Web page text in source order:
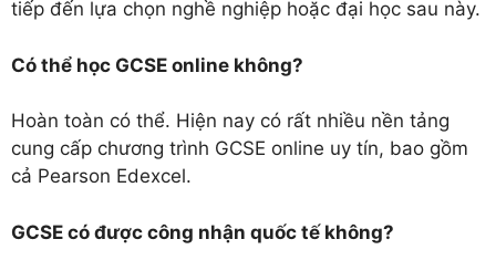
tiếp đến lựa chọn nghề nghiệp hoặc đại học sau này.
Có thể học GCSE online không?
Hoàn toàn có thể. Hiện nay có rất nhiều nền tảng
cung cấp chương trình GCSE online uy tín, bao gồm
cả Pearson Edexcel.
GCSE có được công nhận quốc tế không?